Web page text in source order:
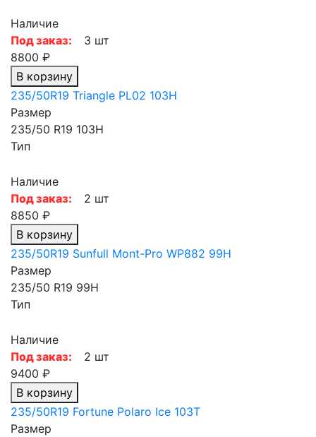
Наличие
Под заказ:
3 шт
8800 ₽
В корзину
235/50R19 Triangle PL02 103H
Размер
235/50 R19 103H
Тип
Наличие
Под заказ:
2 шт
8850 ₽
В корзину
235/50R19 Sunfull Mont-Pro WP882 99H
Размер
235/50 R19 99H
Тип
Наличие
Под заказ:
2 шт
9400 ₽
В корзину
235/50R19 Fortune Polaro Ice 103T
Размер